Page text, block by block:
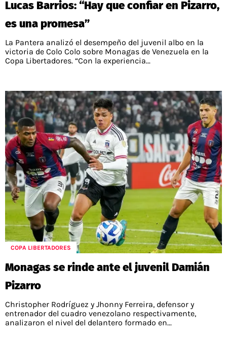
PALESTINO
UNION ESPAÑOLA
CAMPEONATO NACIONAL
GUÍAS
CÓDIGOS
PRONÓSTICOS
FÚTBOL INTERNACIONAL
COPA LIBERTADORES
COPA SUDAMERICANA
CHAMPIONS LEAGUE
EUROPA LEAGUE
SERIE A
LA LIGA
CHILENOS POR EL MUNDO
ALEXIS SANCHEZ
DARIO OSORIO
DAMIAN PIZARRO
MERCADO DE FICHAJES
TENIS
ELIMINATORIAS CONMEBOL
FEMENINO
QUIENES SOMOS
STAFF
TÉRMINOS Y CONDICIONES
AGENDA
POLÍTICAS DE PRIVACIDAD
POLÍTICA EDITORIAL
PUBLICIDAD / ADS
CONTACTO
AD CHOICES
ENTREVISTAS
SELECCIÓN CHILENA
COLO COLO
UNIVERSIDAD DE CHILE
UNIVERSIDAD CATÓLICA
CAMPEONATO NACIONAL
RESULTADOS
TABLA DE POSICIONES
APUESTAS
Lucas Barrios: “Hay que confiar en Pizarro,
es una promesa”
La Pantera analizó el desempeño del juvenil albo en la
victoria de Colo Colo sobre Monagas de Venezuela en la
Copa Libertadores. “Con la experiencia...
COPA LIBERTADORES
Monagas se rinde ante el juvenil Damián
Pizarro
Christopher Rodríguez y Jhonny Ferreira, defensor y
entrenador del cuadro venezolano respectivamente,
analizaron el nivel del delantero formado en...